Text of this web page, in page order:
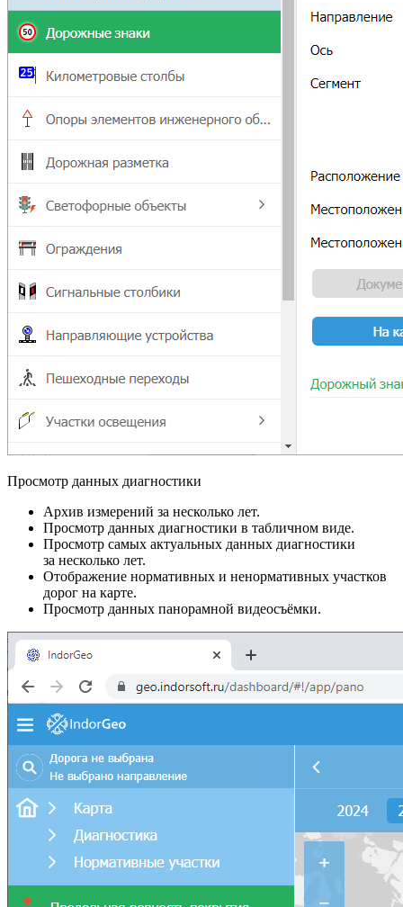
Просмотр данных диагностики
Архив измерений за несколько лет.
Просмотр данных диагностики в табличном виде.
Просмотр самых актуальных данных диагностики
за несколько лет.
Отображение нормативных и ненормативных участков
дорог на карте.
Просмотр данных панорамной видеосъёмки.